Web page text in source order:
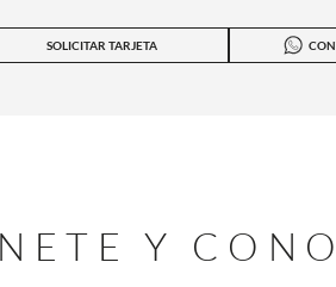
SOLICITAR TARJETA
Y